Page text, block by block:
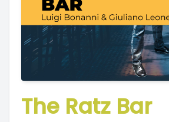
The Ratz Bar